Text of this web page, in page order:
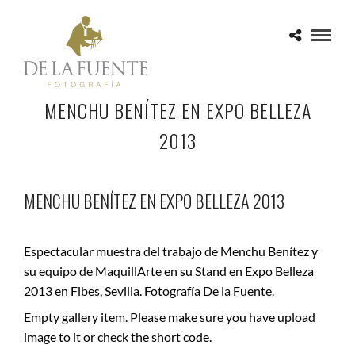
MENCHU BENÍTEZ EN EXPO BELLEZA
2013
MENCHU BENÍTEZ EN EXPO BELLEZA 2013
Espectacular muestra del trabajo de Menchu Benítez y
su equipo de MaquillArte en su Stand en Expo Belleza
2013 en Fibes, Sevilla. Fotografía De la Fuente.
Empty gallery item. Please make sure you have upload
image to it or check the short code.